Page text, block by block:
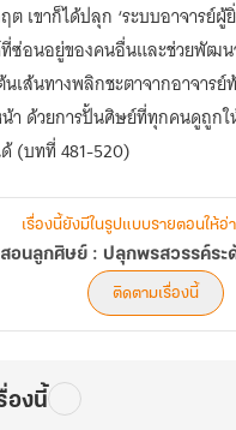
ระดับ
SSS!
ต เขาก็ได้ปลุก ‘ระบบอาจารย์ผู้
ที่ซ่อนอยู่ของคนอื่นและช่วยพัฒ
นเส้นทางพลิกชะตาจากอาจาร
า ด้วยการปั้นศิษย์ที่ทุกคนดูถูกใ
(บทที่ 481-520)
เรื่องนี้ยังมีในรูปแบบรายตอนให้อ่
ติดตามเรื่องนี้
องนี้